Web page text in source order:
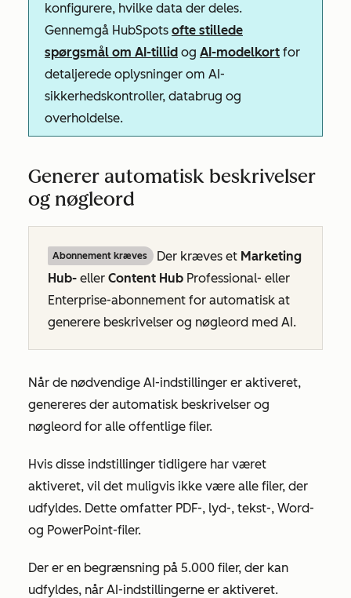
konfigurere, hvilke data der deles.
Gennemgå HubSpots ofte stillede
spørgsmål om AI-tillid og AI-modelkort for
detaljerede oplysninger om AI-
sikkerhedskontroller, databrug og
overholdelse.
Generer automatisk beskrivelser
og nøgleord
Abonnement kræves Der kræves et Marketing
Hub- eller Content Hub Professional- eller
Enterprise-abonnement for automatisk at
generere beskrivelser og nøgleord med AI.
Når de nødvendige AI-indstillinger er aktiveret,
genereres der automatisk beskrivelser og
nøgleord for alle offentlige filer.
Hvis disse indstillinger tidligere har været
aktiveret, vil det muligvis ikke være alle filer, der
udfyldes. Dette omfatter PDF-, lyd-, tekst-, Word-
og PowerPoint-filer.
Der er en begrænsning på 5.000 filer, der kan
udfyldes, når AI-indstillingerne er aktiveret.